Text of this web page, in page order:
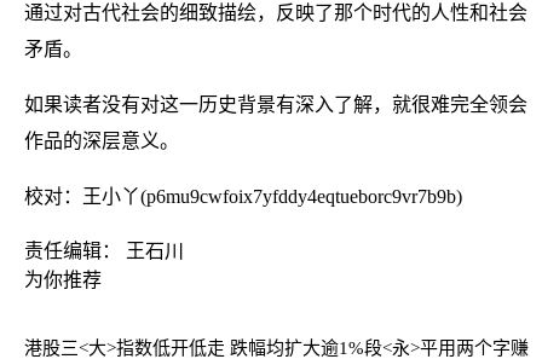
通过对古代社会的细致描绘，反映了那个时代的人性和社会
矛盾。
如果读者没有对这一历史背景有深入了解，就很难完全领会
作品的深层意义。
校对：王小丫(p6mu9cwfoix7yfddy4eqtueborc9vr7b9b)
责任编辑： 王石川
为你推荐
港股三<大>指数低开低走 跌幅均扩大逾1%段<永>平用两个字赚